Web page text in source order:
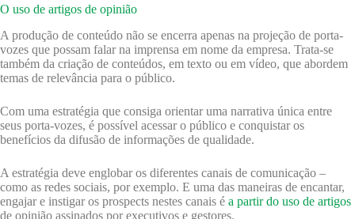
O uso de artigos de opinião
A produção de conteúdo não se encerra apenas na projeção de porta-
vozes que possam falar na imprensa em nome da empresa. Trata-se
também da criação de conteúdos, em texto ou em vídeo, que abordem
temas de relevância para o público.
Com uma estratégia que consiga orientar uma narrativa única entre
seus porta-vozes, é possível acessar o público e conquistar os
benefícios da difusão de informações de qualidade.
A estratégia deve englobar os diferentes canais de comunicação –
como as redes sociais, por exemplo. E uma das maneiras de encantar,
engajar e instigar os prospects nestes canais é a partir do uso de artigos
de opinião assinados por executivos e gestores.